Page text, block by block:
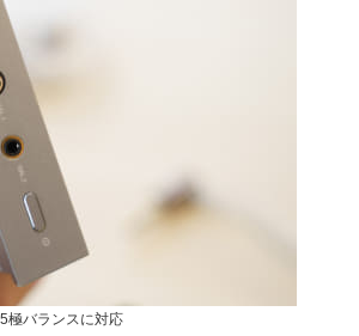
極バランスに対応